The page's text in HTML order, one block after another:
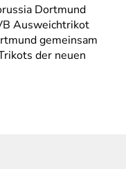
Dortmund
Ausweichtrikot
gemeinsam
der neuen